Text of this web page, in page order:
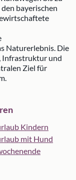
bayerischen
Naturerlebnis. Die
Infrastruktur und
Ziel für
Kindern
mit Hund